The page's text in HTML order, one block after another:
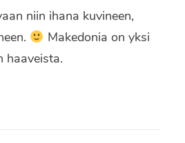
niin ihana kuvineen,
Makedonia on yksi
haaveista.